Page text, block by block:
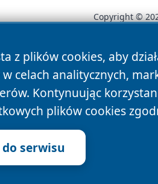
z plików cookies, aby
celach analitycznych,
Kontynuując
plików cookies
do serwisu
Copyright ©
News